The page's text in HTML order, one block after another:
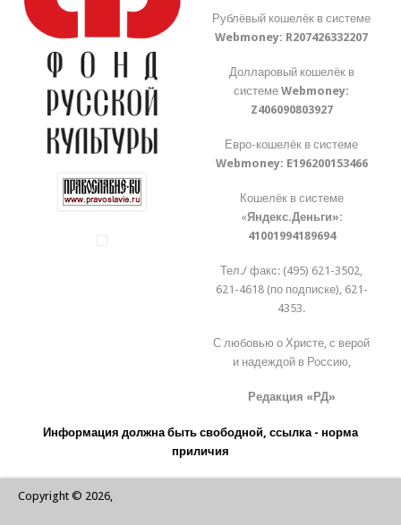
Рублёвый кошелёк в системе
Webmoney: R207426332207
Долларовый кошелёк в
системеWebmoney:
Z406090803927
Евро-кошелёк в системе
Webmoney: E196200153466
Кошелёк в системе
«Яндекс.Деньги»:
41001994189694
Тел./ факс: (495) 621-3502,
621-4618 (по подписке), 621-
4353.
С любовью о Христе, с верой
и надеждой в Россию,
Редакция «РД»
Информация должна быть свободной, ссылка - норма
приличия
Copyright © 2026,